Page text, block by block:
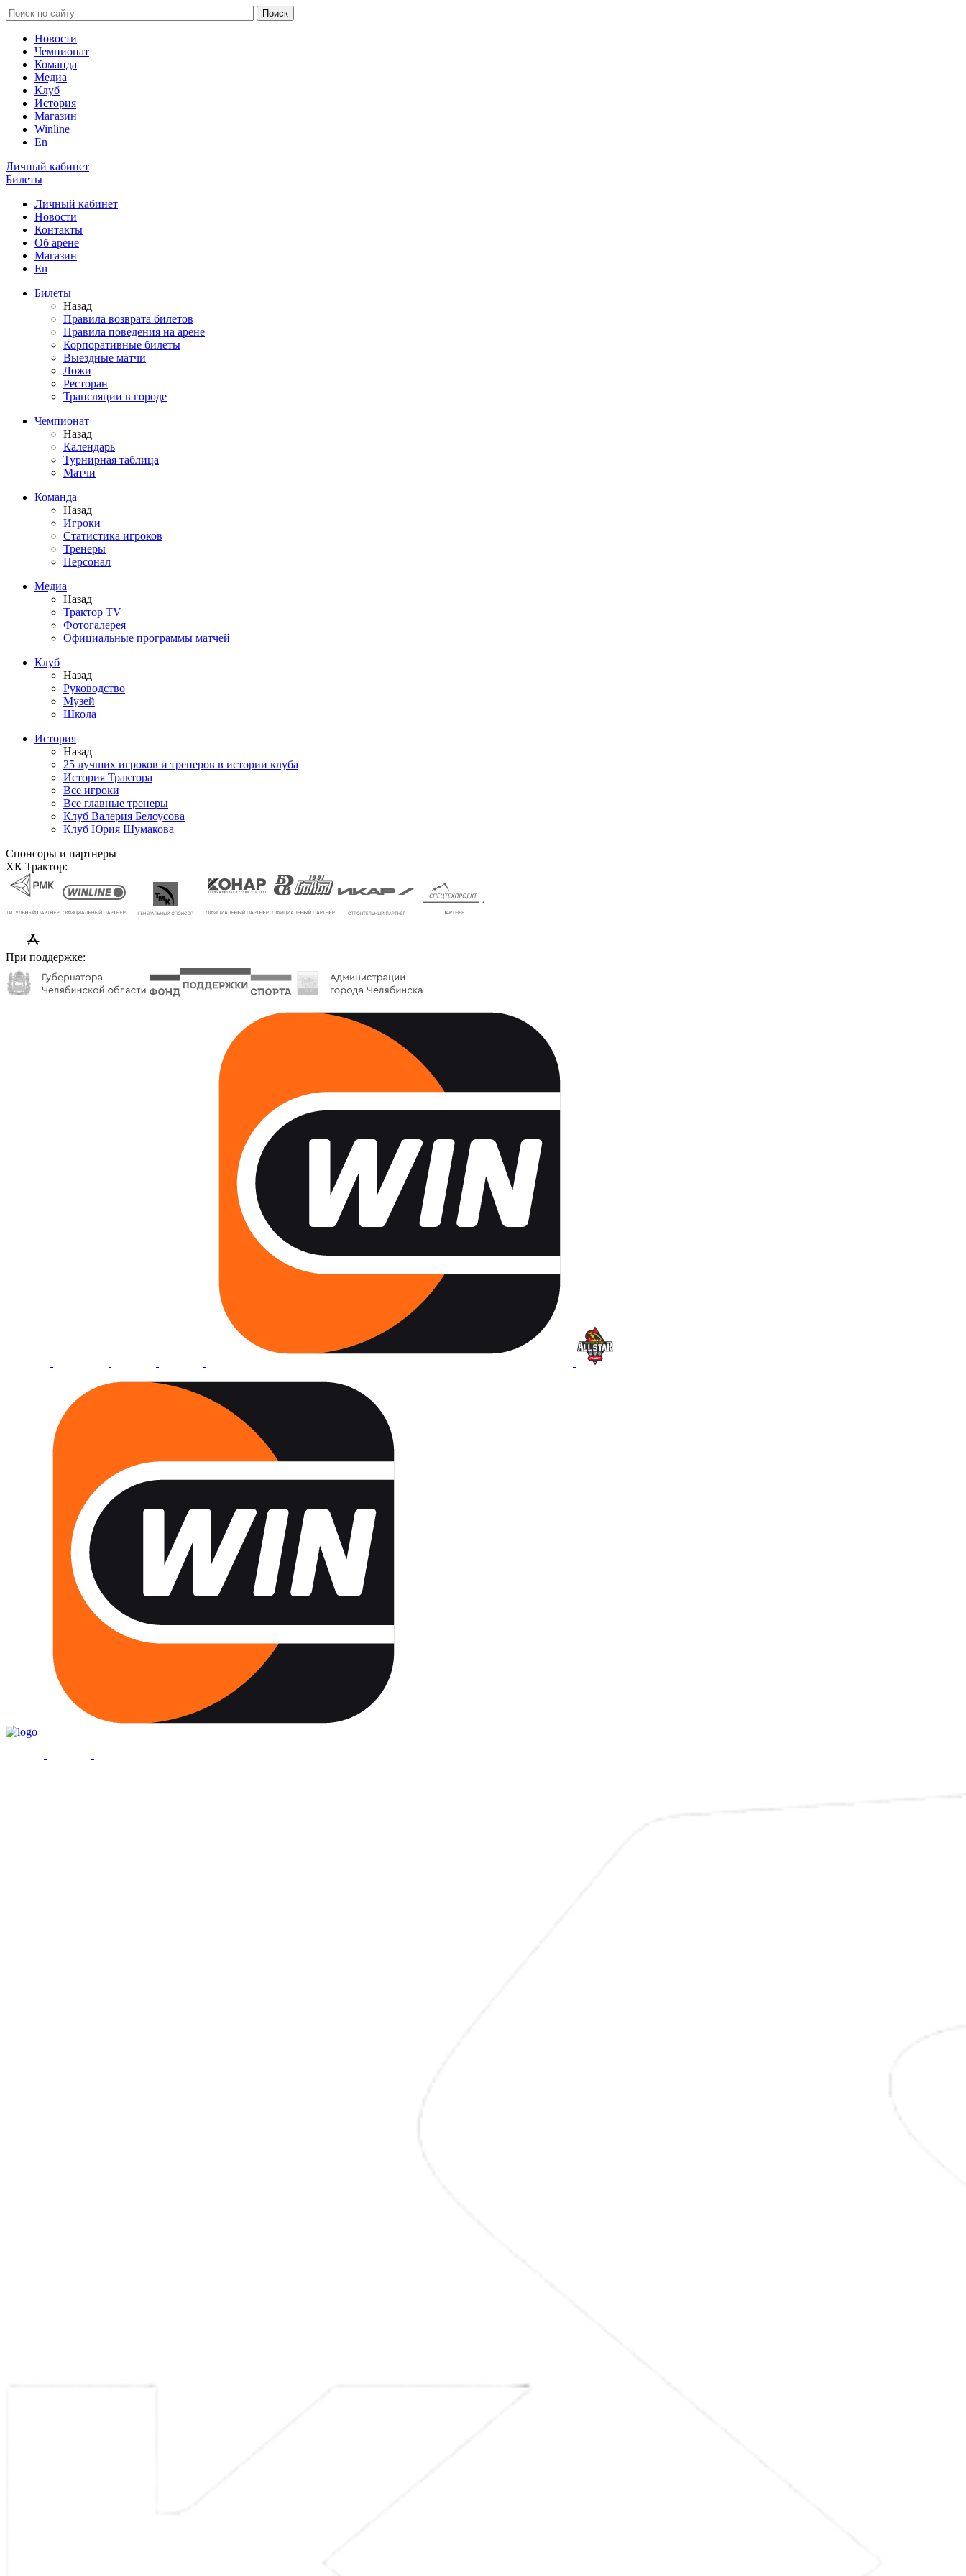
Новости
Чемпионат
Команда
Медиа
Клуб
История
Магазин
Winline
En
Личный кабинет
Билеты
Личный кабинет
Новости
Контакты
Об арене
Магазин
En
Билеты
Назад
Правила возврата билетов
Правила поведения на арене
Корпоративные билеты
Выездные матчи
Ложи
Ресторан
Трансляции в городе
Чемпионат
Назад
Календарь
Турнирная таблица
Матчи
Команда
Назад
Игроки
Статистика игроков
Тренеры
Персонал
Медиа
Назад
Трактор TV
Фотогалерея
Официальные программы матчей
Клуб
Назад
Руководство
Музей
Школа
История
Назад
25 лучших игроков и тренеров в истории клуба
История Трактора
Все игроки
Все главные тренеры
Клуб Валерия Белоусова
Клуб Юрия Шумакова
Спонсоры и партнеры
ХК Трактор:
При поддержке: